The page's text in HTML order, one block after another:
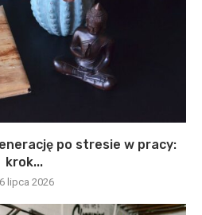
po stresie w pracy:
krok...
lipca 2026